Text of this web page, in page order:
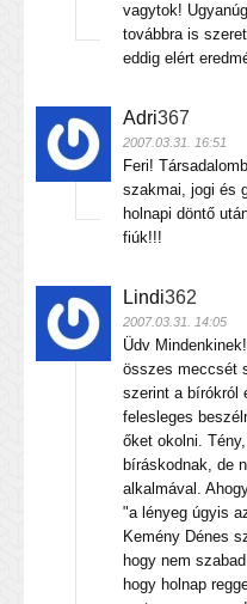
vagytok!
továbbra is
eddig elért
Adri367
2007.03.31. 16:51
Feri!
szakmai, jogi és
holnapi döntő
fiúk!!!
Lindi362
2007.03.31. 14:05
Üdv
összes meccsét
szerint a bírókról
felesleges
őket okolni.
bíráskodnak, de
alkalmával.
"a lényeg úgyis
Kemény Dénes
hogy nem
hogy holnap